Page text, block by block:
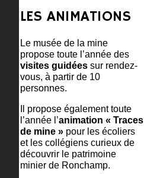
LES ANIMATIONS
Le musée de la mine
propose toute l’année des
visites guidéessur rendez-
vous, à partir de 10
personnes.
Il propose également toute
l’année l’animation « Traces
de mine » pour les écoliers
et les collégiens curieux de
découvrir le patrimoine
minier de Ronchamp.